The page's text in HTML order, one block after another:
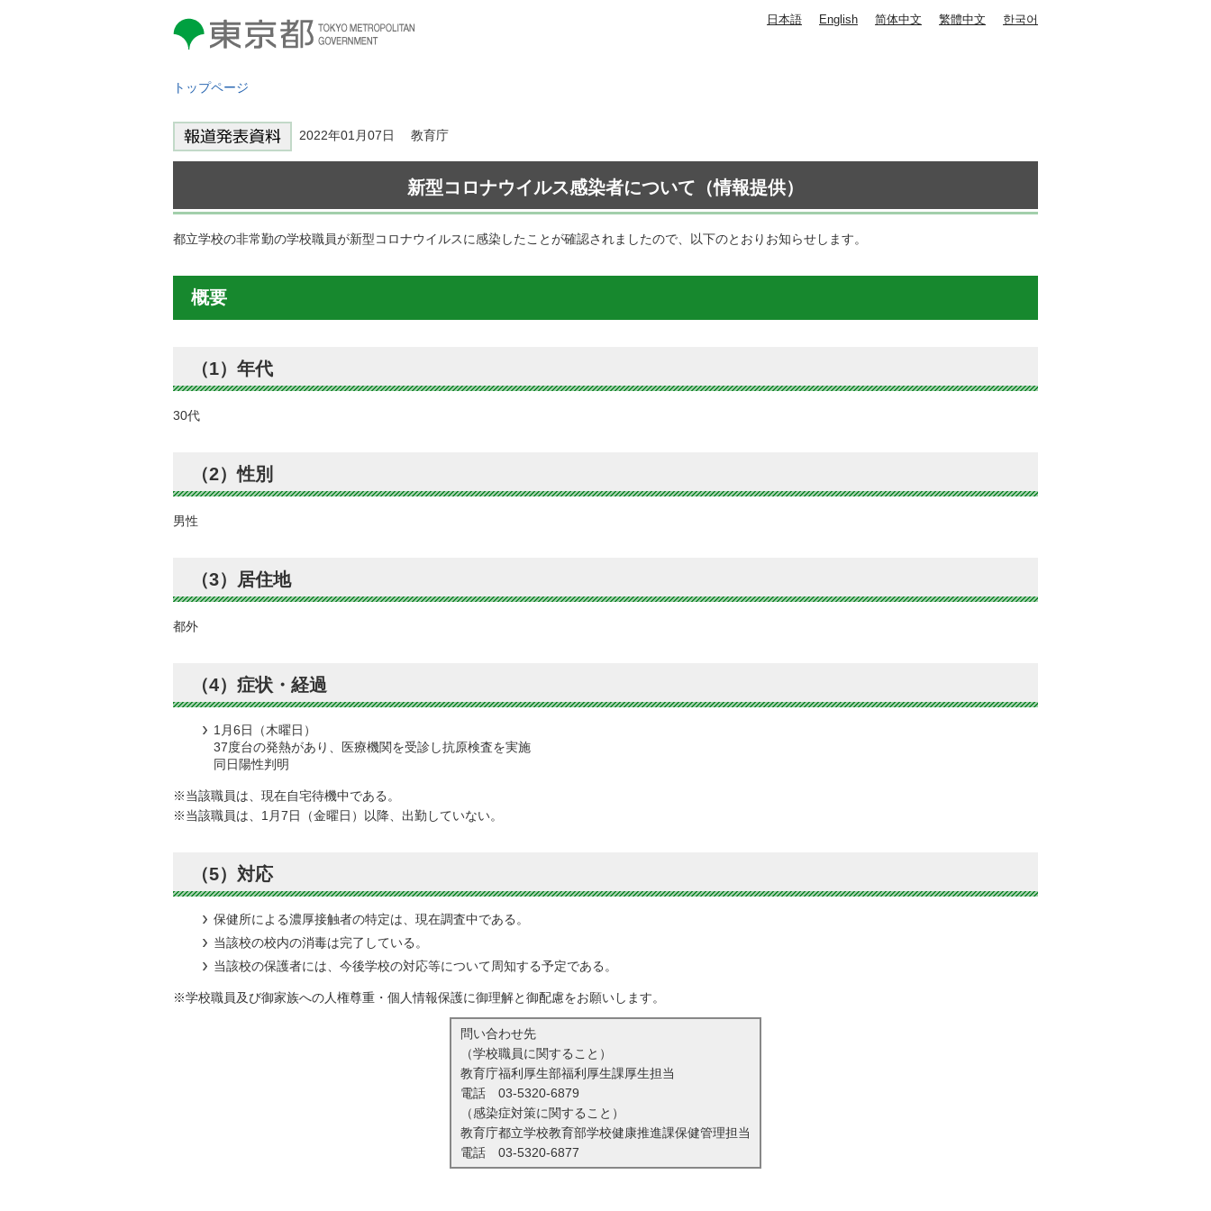
東京都 TOKYO METROPOLITAN
GOVERNMENT
日本語 English 简体中文 繁體中文 한국어
トップページ
2022年01月07日 教育庁
新型コロナウイルス感染者について（情報提供）
都立学校の非常勤の学校職員が新型コロナウイルスに感染したことが確認されましたので、以下のとおりお知らせします。
概要
（1）年代
30代
（2）性別
男性
（3）居住地
都外
（4）症状・経過
1月6日（木曜日）
37度台の発熱があり、医療機関を受診し抗原検査を実施
同日陽性判明
※当該職員は、現在自宅待機中である。
※当該職員は、1月7日（金曜日）以降、出勤していない。
（5）対応
保健所による濃厚接触者の特定は、現在調査中である。
当該校の校内の消毒は完了している。
当該校の保護者には、今後学校の対応等について周知する予定である。
※学校職員及び御家族への人権尊重・個人情報保護に御理解と御配慮をお願いします。
問い合わせ先
（学校職員に関すること）
教育庁福利厚生部福利厚生課厚生担当
電話 03-5320-6879
（感染症対策に関すること）
教育庁都立学校教育部学校健康推進課保健管理担当
電話 03-5320-6877